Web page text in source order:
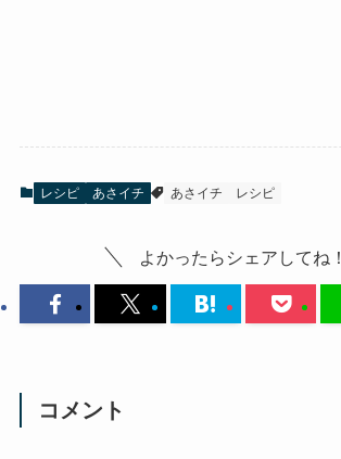
レシピ あさイチ あさイチ レシピ
よかったらシェアしてね！
コメント